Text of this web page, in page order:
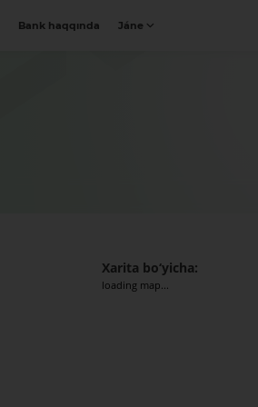
Bank haqqında Jáne
Xarita bo‘yicha:
loading map...